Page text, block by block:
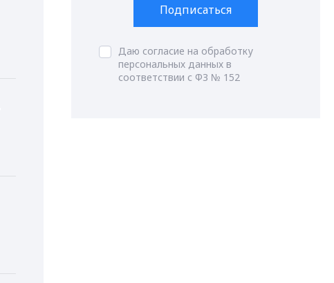
Подписаться
Даю согласие на обработку
персональных данных в
соответствии с ФЗ № 152